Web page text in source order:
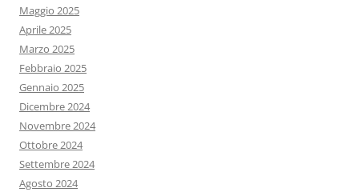
Maggio 2025
Aprile 2025
Marzo 2025
Febbraio 2025
Gennaio 2025
Dicembre 2024
Novembre 2024
Ottobre 2024
Settembre 2024
Agosto 2024